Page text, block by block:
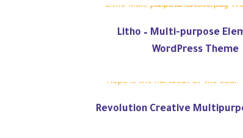
Litho – Multi-purpose
WordPress Theme
Revolution Creative